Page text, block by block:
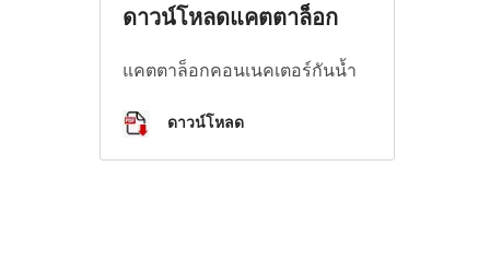
ดาวน์โหลดแคตตาล็อก
แคตตาล็อกคอนเนคเตอร์กันน้ำ
ดาวน์โหลด